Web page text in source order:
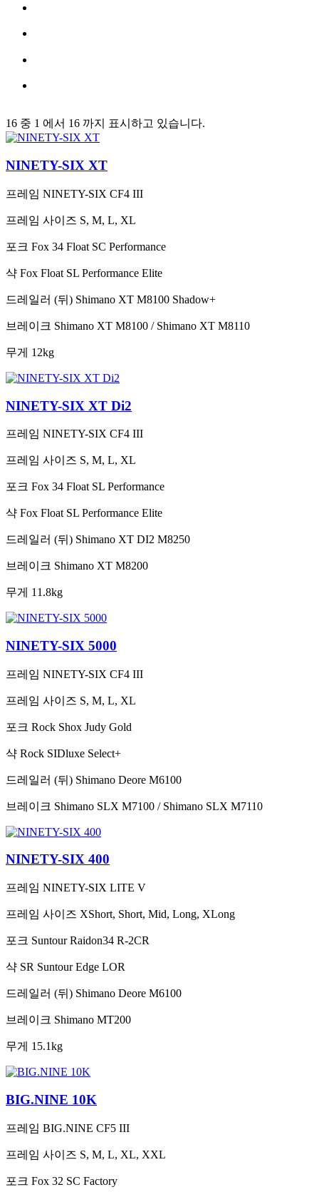
16 중 1 에서 16 까지 표시하고 있습니다.
NINETY-SIX XT
프레임 NINETY-SIX CF4 III
프레임 사이즈 S, M, L, XL
포크 Fox 34 Float SC Performance
샥 Fox Float SL Performance Elite
드레일러 (뒤) Shimano XT M8100 Shadow+
브레이크 Shimano XT M8100 / Shimano XT M8110
무게 12kg
NINETY-SIX XT Di2
프레임 NINETY-SIX CF4 III
프레임 사이즈 S, M, L, XL
포크 Fox 34 Float SL Performance
샥 Fox Float SL Performance Elite
드레일러 (뒤) Shimano XT DI2 M8250
브레이크 Shimano XT M8200
무게 11.8kg
NINETY-SIX 5000
프레임 NINETY-SIX CF4 III
프레임 사이즈 S, M, L, XL
포크 Rock Shox Judy Gold
샥 Rock SIDluxe Select+
드레일러 (뒤) Shimano Deore M6100
브레이크 Shimano SLX M7100 / Shimano SLX M7110
NINETY-SIX 400
프레임 NINETY-SIX LITE V
프레임 사이즈 XShort, Short, Mid, Long, XLong
포크 Suntour Raidon34 R-2CR
샥 SR Suntour Edge LOR
드레일러 (뒤) Shimano Deore M6100
브레이크 Shimano MT200
무게 15.1kg
BIG.NINE 10K
프레임 BIG.NINE CF5 III
프레임 사이즈 S, M, L, XL, XXL
포크 Fox 32 SC Factory